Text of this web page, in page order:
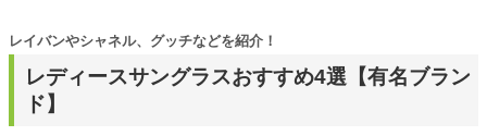
レディースサングラスおすすめ4選【有名ブラン
ド】
レイバンやシャネル、グッチなどを紹介！